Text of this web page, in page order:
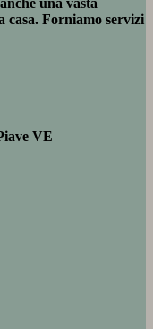
una vasta
casa. Forniamo servizi
VE